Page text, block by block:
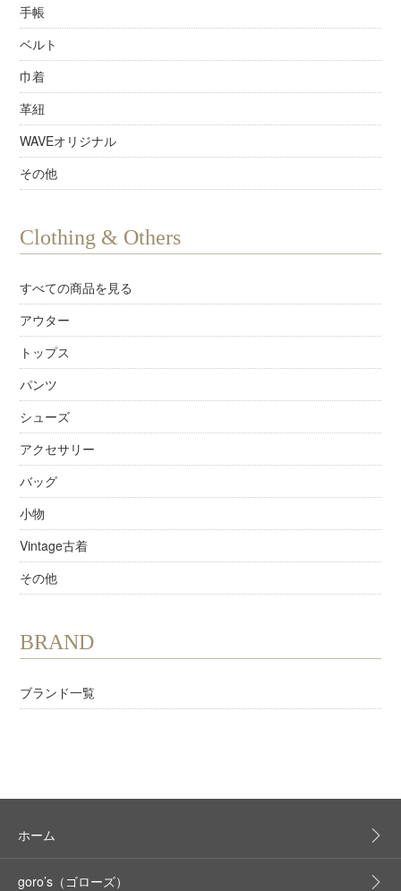
手帳
ベルト
巾着
革紐
WAVEオリジナル
その他
Clothing & Others
すべての商品を見る
アウター
トップス
パンツ
シューズ
アクセサリー
バッグ
小物
Vintage古着
その他
BRAND
ブランド一覧
ホーム
goro’s（ゴローズ）